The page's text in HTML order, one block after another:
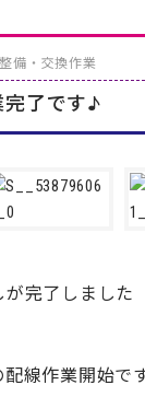
整備・交換作業
完了です♪
完了しました
配線作業開始で